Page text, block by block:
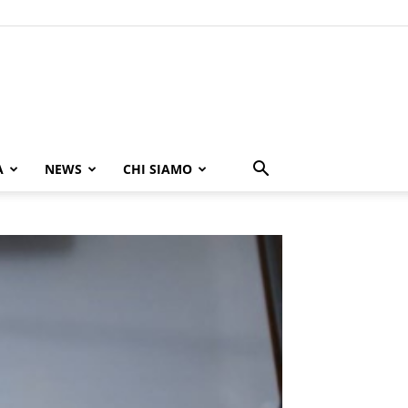
NEWS CHI SIAMO